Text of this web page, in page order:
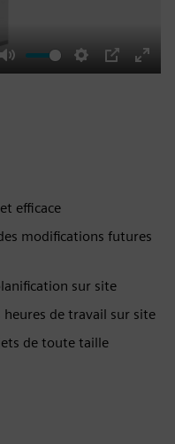
Mute Settings
PIP
Enter
efficace
modifications futures
sur site
heures de travail sur site
de toute taille